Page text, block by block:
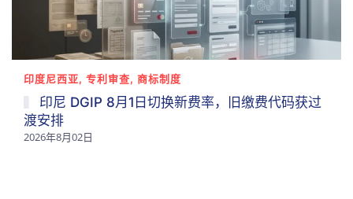
印度尼西亚, 专利审查, 商标制度
印尼 DGIP 8月1日切换新费率，旧缴费代码获过
渡安排
2026年8月02日